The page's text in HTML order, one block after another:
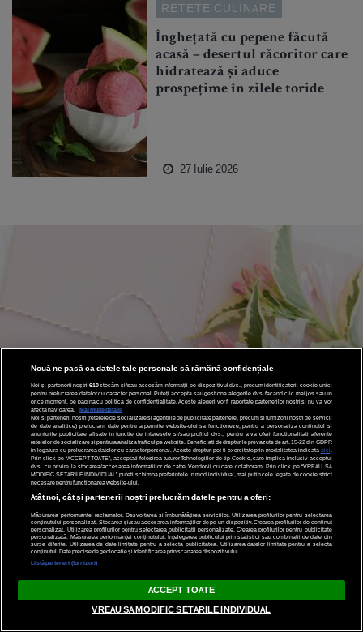
RETETE CULINARE
Înghețată cu pepene făcută
acasă – desertul răcoritor care
hidratează și aduce
prospețime în zilele toride
27 Iulie 2026
Nouă ne pasă ca datele tale personale să rămână confidențiale
Noi și partenerii noștri 610stocăm și/sau accesăm informații pe dispozitivul dvs., precum identificatorii cookie unici
pentru prelucrarea datelor cu caracter personal. Puteți accepta sau gestiona alegerile dvs. făcând clic mai jos sau în
orice moment, pe pagina cu politica de confidențialitate. Aceste alegeri vor fi raportate partenerilor noștri și nu vă vor
afecta navigarea.
Mai multe detalii
Noi si partenerii nostri (retelele de socializare si agentiile de publicitate partenere, precum si furnizorii nostri de servicii
de date analitice) prelucram date pentru a permite website-ului sa functioneze, pentru a personaliza continutul si
anunturile publicitare afisate in functie de interesele si/sau profilul dvs., pentru a va oferi functionalitati aferente
retelelor de socializare si pentru a analiza traficul pe website. Beneficiati de drepturile prevazute de art. 15-22 din GDPR
in legatura cu prelucrarea datelor cu caracter personal. Aceste drepturi pot fi exercitate prin modalitatea indicata aici
Prin click pe “ACCEPT TOATE”, acceptati folosirea tuturor Tehnologiilor de tip Cookie, care implica inclusiv acceptul
dvs. cu privire la stocarea/accesarea informatiilor de catre Vendor-ii cu care colaboram. Prin click pe “VREAU SA
MODIFIC SETARILE INDIVIDUAL” puteti schimba preferintele in mod individual, mai putin cele legate de cookie strict
necesare pentru functionarea website-ului.
Atât noi, cât și partenerii noștri prelucrăm datele pentru a oferi:
Măsurarea performanței reclamelor. Dezvoltarea și îmbunătățirea serviciilor. Utilizarea profilurilor pentru selectarea
conținutului personalizat. Stocarea și/sau accesarea informațiilor de pe un dispozitiv. Crearea profilurilor de conținut
personalizat. Utilizarea profilurilor pentru selectarea publicității personalizate. Crearea profilurilor pentru publicitate
personalizată. Măsurarea performanței conținutului. Înțelegerea publicului prin statistici sau combinații de date din
surse diferite. Utilizarea de date limitate pentru a selecta publicitatea. Utilizarea datelor limitate pentru a selecta
conținutul. Date precise de geolocație și identificarea prin scanarea dispozitivului.
Listă parteneri (furnizori)
ACCEPT TOATE
VREAU SA MODIFIC SETARILE INDIVIDUAL